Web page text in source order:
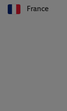
France